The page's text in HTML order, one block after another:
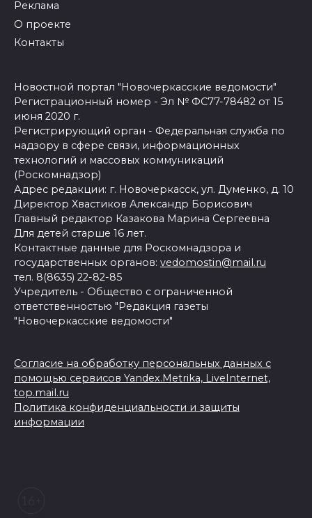
Реклама
О проекте
Контакты
Новостной портал "Новочеркасские ведомости"
Регистрационный номер - Эл № ФС77-78482 от 15
июня 2020 г.
Регистрирующий орган - Федеральная служба по
надзору в сфере связи, информационных
технологий и массовых коммуникаций
(Роскомнадзор)
Адрес редакции: г. Новочеркасск, ул. Думенко, д. 10
Директор Хвастиков Александр Борисович
Главный редактор Казакова Марина Сергеевна
Для детей старше 16 лет.
Контактные данные для Роскомнадзора и
государственных органов: vedomostin@mail.ru
тел. 8(8635) 22-82-85
Учредитель - Общество с ограниченной
ответственностью "Редакция газеты
"Новочеркасские ведомости"
Согласие на обработку персональных данных с
помощью сервисов Yandex.Metrika, LiveInternet,
top.mail.ru
Политика конфиденциальности и защиты
информации